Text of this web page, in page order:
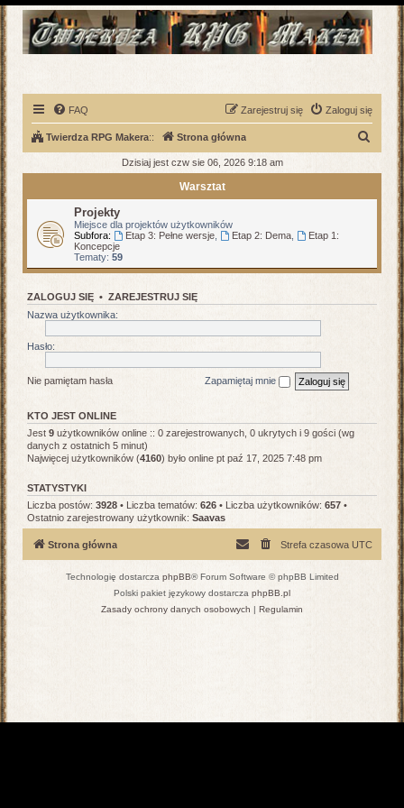
FAQ Zaloguj się
Zarejestruj się
Twierdza RPG Makera:: Strona główna
k
Dzisiaj jest czw sie 06, 2026 9:18 am
Warsztat
Projekty
Miejsce dla projektów użytkowników
Subfora:
Etap 3: Pełne wersje, Etap 2: Dema,
Etap 1:
Koncepcje
Tematy: 59
ZALOGUJ SIĘ • ZAREJESTRUJ SIĘ
Nazwa użytkownika:
Hasło:
Nie pamiętam hasła Zapamiętaj mnie
KTO JEST ONLINE
Jest 9 użytkowników online :: 0 zarejestrowanych, 0 ukrytych i 9 gości (wg
danych z ostatnich 5 minut)
Najwięcej użytkowników (4160) było online pt paź 17, 2025 7:48 pm
STATYSTYKI
Liczba postów: 3928 • Liczba tematów: 626 • Liczba użytkowników: 657 •
Ostatnio zarejestrowany użytkownik: Saavas
Strona główna Strefa czasowa UTC
Technologię dostarcza phpBB® Forum Software © phpBB Limited
Polski pakiet językowy dostarcza phpBB.pl
Zasady ochrony danych osobowych | Regulamin